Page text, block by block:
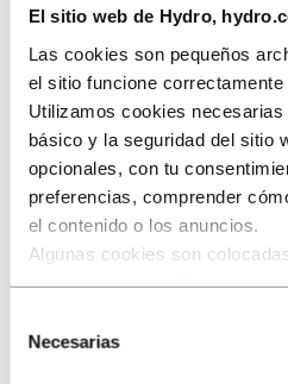
El sitio web de Hydro,
Las cookies son pequeños
el sitio funcione
Utilizamos cookies
básico y la seguridad del sitio
opcionales, con tu
preferencias, comprender
el contenido o los anuncios.
Algunas cookies son
uso de nuestro sitio con otra
proporcionado o que hayan
Necesarias
Hydro Extrusions
Hydro
Hydro
Hydro
La
Extrusions
Tubos de precisión
Tubos soldados
Postes
Productos de fundición
Bauxita y alúmina
Industrias a las que servimos
Innovación e I+D
Aluminio
Productos